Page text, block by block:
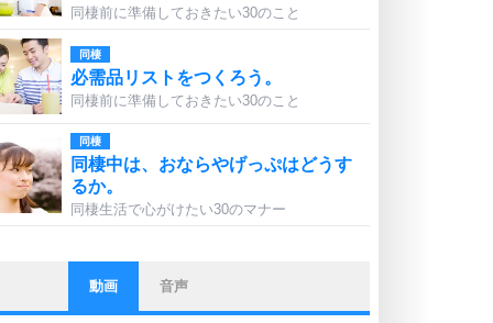
同棲前に準備しておきたい30のこと
同棲
必需品リストをつくろう。
同棲前に準備しておきたい30のこと
同棲
同棲中は、おならやげっぷはどうす
るか。
同棲生活で心がけたい30のマナー
ストレス対策
他人と比べない。
動画 音声